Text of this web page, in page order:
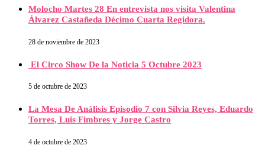
Molocho Martes 28 En entrevista nos visita Valentina
Álvarez Castañeda Décimo Cuarta Regidora.
28 de noviembre de 2023
El Circo Show De la Noticia 5 Octubre 2023
5 de octubre de 2023
La Mesa De Análisis Episodio 7 con Silvia Reyes, Eduardo
Torres, Luis Fimbres y Jorge Castro
4 de octubre de 2023